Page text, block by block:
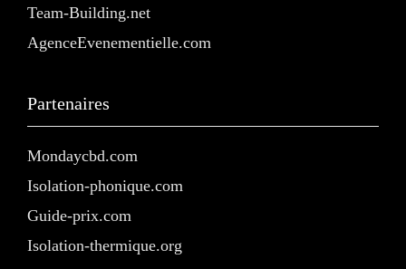
Team-Building.net
AgenceEvenementielle.com
Partenaires
Mondaycbd.com
Isolation-phonique.com
Guide-prix.com
Isolation-thermique.org